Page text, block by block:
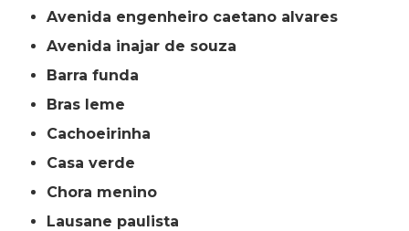
avenida engenheiro caetano alvares
avenida inajar de souza
barra funda
bras leme
cachoeirinha
casa verde
chora menino
lausane paulista